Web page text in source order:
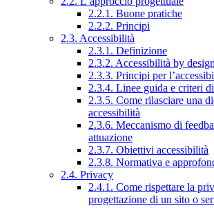
2.2.1. Buone pratiche
2.2.2. Principi
2.3. Accessibilità
2.3.1. Definizione
2.3.2. Accessibilità by design
2.3.3. Principi per
2.3.4. Linee guida e criteri
2.3.5. Come rilasciare una
accessibilità
2.3.6. Meccanismo di
attuazione
2.3.7. Obiettivi accessibilità
2.3.8. Normativa e
2.4. Privacy
2.4.1. Come rispettare la
progettazione di un sito o